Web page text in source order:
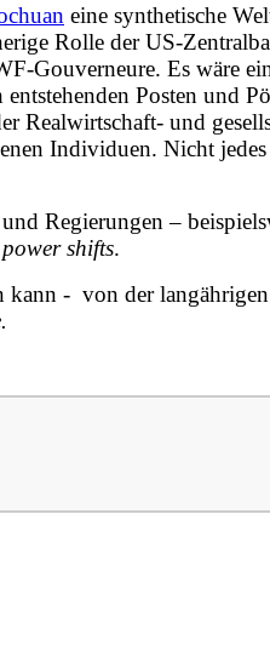
eine synthetische
Rolle der US-
Gouverneure. Es wäre
Posten und
Realwirtschaft- und
Individuen. Nicht jedes
Regierungen –
shifts.
kann - von der